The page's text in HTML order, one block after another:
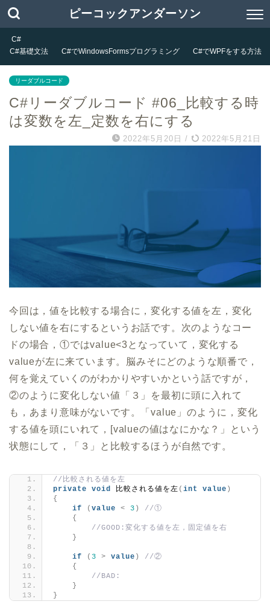
ピーコックアンダーソン
C#
C#基礎文法
C#でWindowsFormsプログラミング C#でWPFをする方法
リーダブルコード
C#リーダブルコード #06_比較する時
は変数を左_定数を右にする
2022年5月20日 / 2022年5月21日
今回は，値を比較する場合に，変化する値を左，変化
しない値を右にするというお話です。次のようなコー
ドの場合，①ではvalue<3となっていて，変化する
valueが左に来ています。脳みそにどのような順番で，
何を覚えていくのがわかりやすいかという話ですが，
②のように変化しない値「３」を最初に頭に入れて
も，あまり意味がないです。「value」のように，変化
する値を頭にいれて，[valueの値はなにかな？」という
状態にして，「３」と比較するほうが自然です。
//比較される値を左
private
void 比較される値を左 ( int value )
{
if
( value < 3 )
//①
{
//GOOD:変化する値を左，固定値を右
}
if ( 3 > value )
//②
{
//BAD:
}
}